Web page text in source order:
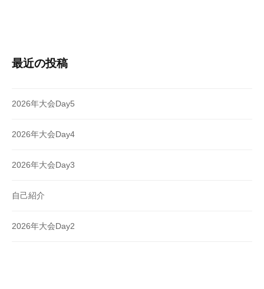
最近の投稿
2026年大会Day5
2026年大会Day4
2026年大会Day3
自己紹介
2026年大会Day2